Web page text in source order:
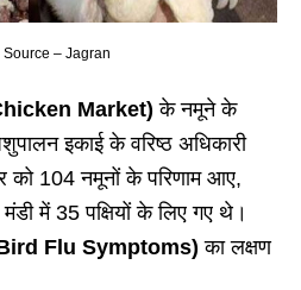
Source – Jagran
Market)के नमूने के
इकाई के वरिष्ठ अधिकारी
को 104 नमूनों के परिणाम आए,
में 35 पक्षियों के लिए गए थे।
Flu Symptoms) का लक्षण